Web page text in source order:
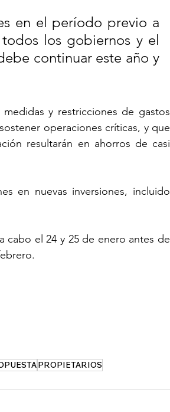
en el período previo a
los gobiernos y el
continuar este año y
y restricciones de gastos
operaciones críticas, y que
resultarán en ahorros de casi
en nuevas inversiones, incluido
cabo el 24 y 25 de enero antes de
PROPIETARIOS